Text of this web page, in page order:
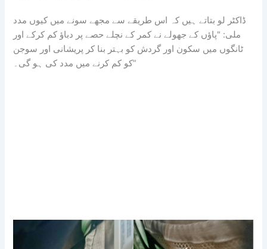
ڈاکٹر لو بتاتے ہیں کہ اس طریقے سے مجھے سونے میں کیوں مدد
ملی: "پاؤں کے جھولے نے کمر کے نچلے حصے پر دباؤ کم کرکے اور
ٹانگوں میں سکون اور گردش کو بہتر بنا کر پریشانی اور سوجن
کو کم کرنے میں مدد کی ہو گی۔”